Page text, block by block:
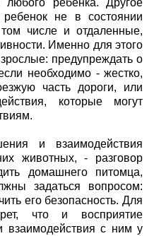
любого ребенка. Другое
не в состоянии
числе и отдаленные,
Именно для этого
предупреждать о
необходимо - жестко,
часть дороги, или
которые могут
и взаимодействия
животных, - разговор
домашнего питомца,
задаться вопросом:
его безопасность. Для
что и восприятие
взаимодействия с ним у